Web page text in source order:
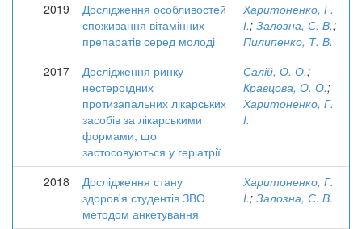
2019
Дослідження особливостей
споживання вітамінних
препаратів серед молоді
Харитоненко, Г.
І.; Залозна, С. В.;
Пилипенко, Т. В.
2017
Дослідження ринку
нестероїдних
протизапальних лікарських
засобів за лікарськими
формами, що
застосовуються у геріатрії
Салій, О. О.;
Кравцова, О. О.;
Харитоненко, Г.
І.
2018
Дослідження стану
здоров'я студентів ЗВО
методом анкетування
Харитоненко, Г.
І.; Залозна, С. В.